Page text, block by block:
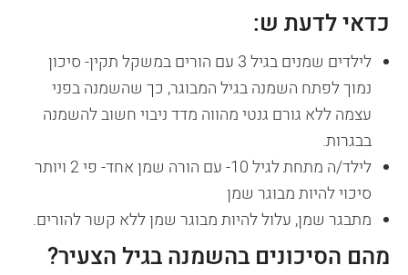
כדאי לדעת ש:
לילדים שמנים בגיל 3 עם הורים במשקל תקין- סיכון
נמוך לפתח השמנה בגיל המבוגר, כך שהשמנה בפני
עצמה ללא גורם גנטי מהווה מדד ניבוי חשוב להשמנה
בבגרות.
לילד/ה מתחת לגיל 10- עם הורה שמן אחד- פי 2 ויותר
סיכוי להיות מבוגר שמן
מתבגר שמן, עלול להיות מבוגר שמן ללא קשר להורים.
מהם הסיכונים בהשמנה בגיל הצעיר?